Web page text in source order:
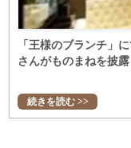
「王様のブランチ」
さんがものまねを披
続きを読む >>